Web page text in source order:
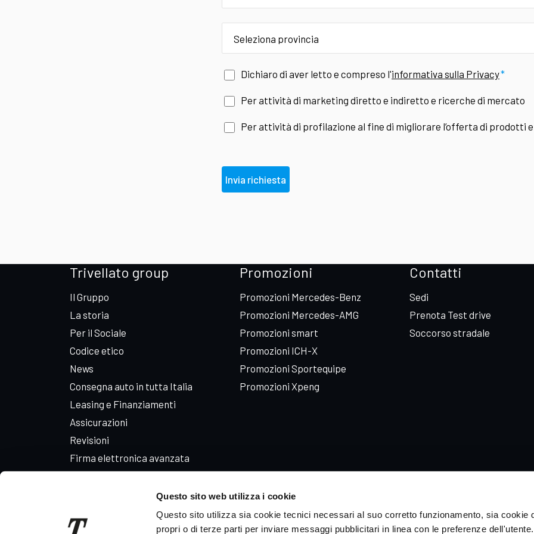
Questo sito web utilizza i cookie
Questo sito utilizza sia cookie tecnici necessari al suo corretto funzionamento, sia cookie
propri o di terze parti per inviare messaggi pubblicitari in linea con le preferenze dell'utente.
Dichiaro di aver letto e compreso l'informativa sulla Privacy
Per attività di marketing diretto e indiretto e ricerche di mercato
Per attività di profilazione al fine di migliorare l’offerta di prodotti
Invia richiesta
Trivellato group
Il Gruppo
La storia
Per il Sociale
Codice etico
News
Consegna auto in tutta Italia
Leasing e Finanziamenti
Assicurazioni
Revisioni
Firma elettronica avanzata
Iscriviti alla Newsletter
Promozioni
Promozioni Mercedes-Benz
Promozioni Mercedes-AMG
Promozioni smart
Promozioni ICH-X
Promozioni Sportequipe
Promozioni Xpeng
Contatti
Sedi
Prenota Test drive
Soccorso stradale